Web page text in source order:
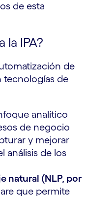
de esta
la IPA?
de
tecnologías de
analítico
de negocio
y mejorar
análisis de los
natural (NLP, por
que permite